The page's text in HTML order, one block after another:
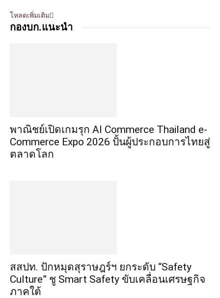
โหลดเพิ่มเติม
กองบก.แนะนำ
พาณิชย์เปิดเกมรุก AI Commerce Thailand e-
Commerce Expo 2026 ปั้นผู้ประกอบการไทยสู่
ตลาดโลก
สสปท. ปักหมุดสุราษฎร์ฯ ยกระดับ “Safety
Culture” ชู Smart Safety ขับเคลื่อนเศรษฐกิจ
ภาคใต้